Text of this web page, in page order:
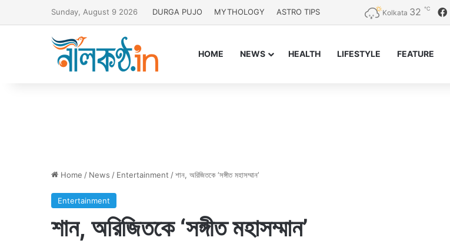
Sunday, August 9 2026 DURGA PUJO MYTHOLOGY ASTRO TIPS Kolkata 32 ℃
HOME NEWS HEALTH LIFESTYLE FEATURE
Home / News / Entertainment /শান, অরিজিতকে ‘সঙ্গীত মহাসম্মান’
Entertainment
শান, অরিজিতকে ‘সঙ্গীত মহাসম্মান’